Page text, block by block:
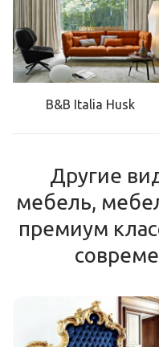
B&B Italia Husk
Другие
мебель,
премиум